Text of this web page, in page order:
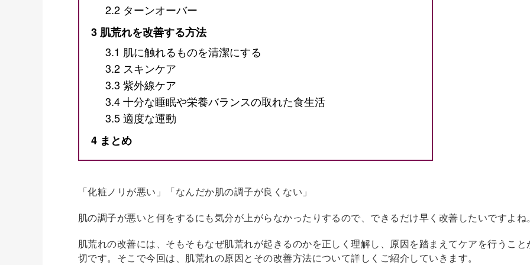
2.2 ターンオーバー
3 肌荒れを改善する方法
3.1 肌に触れるものを清潔にする
3.2 スキンケア
3.3 紫外線ケア
3.4十分な睡眠や栄養バランスの取れた食生活
3.5適度な運動
4 まとめ
「化粧ノリが悪い」「なんだか肌の調子が良くない」
肌の調子が悪いと何をするにも気分が上がらなかったりするので、できるだけ早く改善したいですよね
肌荒れの改善には、そもそもなぜ肌荒れが起きるのかを正しく理解し、原因を踏まえてケアを行うこと
切です。そこで今回は、肌荒れの原因とその改善方法について詳しくご紹介していきます。